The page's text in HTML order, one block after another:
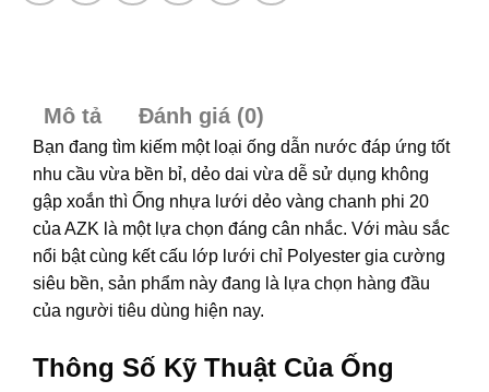
Mô tả Đánh giá (0)
Bạn đang tìm kiếm một loại ống dẫn nước đáp ứng tốt
nhu cầu vừa bền bỉ, dẻo dai vừa dễ sử dụng không
gập xoắn thì Ống nhựa lưới dẻo vàng chanh phi 20
của AZK là một lựa chọn đáng cân nhắc. Với màu sắc
nổi bật cùng kết cấu lớp lưới chỉ Polyester gia cường
siêu bền, sản phẩm này đang là lựa chọn hàng đầu
của người tiêu dùng hiện nay.
Thông Số Kỹ Thuật Của Ống